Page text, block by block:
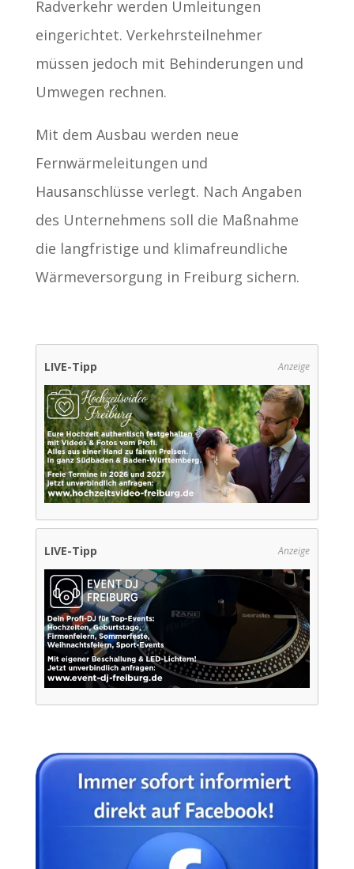
Radverkehr werden Umleitungen
eingerichtet. Verkehrsteilnehmer
müssen jedoch mit Behinderungen und
Umwegen rechnen.
Mit dem Ausbau werden neue
Fernwärmeleitungen und
Hausanschlüsse verlegt. Nach Angaben
des Unternehmens soll die Maßnahme
die langfristige und klimafreundliche
Wärmeversorgung in Freiburg sichern.
LIVE-Tipp Anzeige
LIVE-Tipp Anzeige